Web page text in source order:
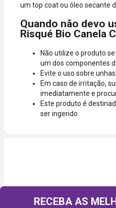
um top coat ou óleo secante
Quando não devo
Risqué Bio Canela
Não utilize o produto
um dos componentes
Evite o uso sobre
Em caso de irritação,
imediatamente e
Este produto é
ser ingerido.
RECEBA AS